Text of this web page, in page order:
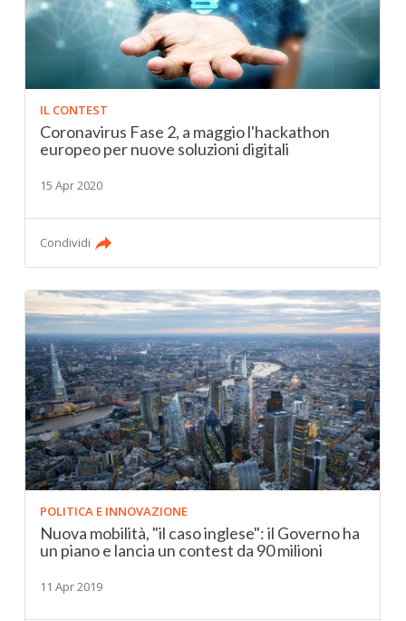
IL CONTEST
Coronavirus Fase 2, a maggio l'hackathon
europeo per nuove soluzioni digitali
15 Apr 2020
Condividi
POLITICA E INNOVAZIONE
Nuova mobilità, "il caso inglese": il Governo ha
un piano e lancia un contest da 90 milioni
11 Apr 2019